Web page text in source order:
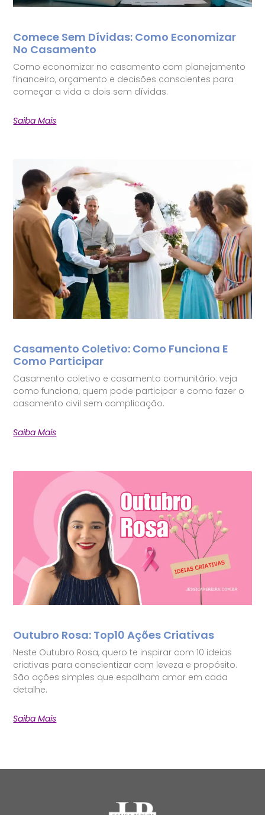
Comece Sem Dívidas: Como Economizar
No Casamento
Como economizar no casamento com planejamento
financeiro, orçamento e decisões conscientes para
começar a vida a dois sem dívidas.
Saiba Mais
Casamento Coletivo: Como Funciona E
Como Participar
Casamento coletivo e casamento comunitário: veja
como funciona, quem pode participar e como fazer o
casamento civil sem complicação.
Saiba Mais
Outubro Rosa: Top10 Ações Criativas
Neste Outubro Rosa, quero te inspirar com 10 ideias
criativas para conscientizar com leveza e propósito.
São ações simples que espalham amor em cada
detalhe.
Saiba Mais